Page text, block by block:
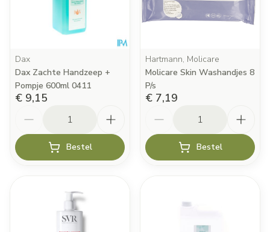
Dax
Dax Zachte Handzeep +
Pompje 600ml 0411
€ 9,15
Bestel
Hartmann, Molicare
Molicare Skin Washandjes 8
P/s
€ 7,19
Bestel